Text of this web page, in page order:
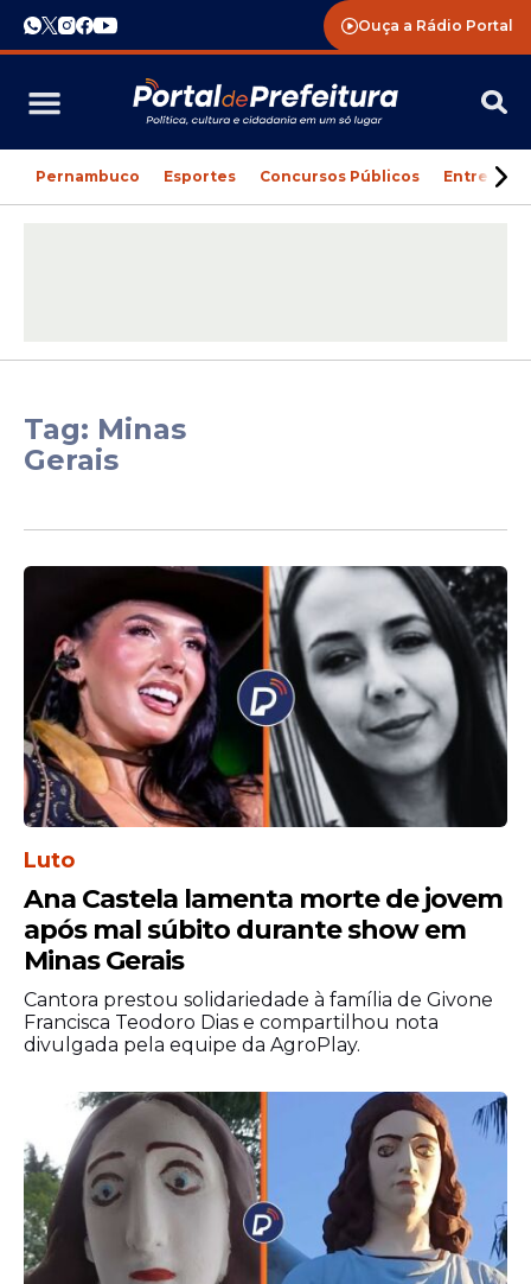
Ouça a Rádio Portal
Pernambuco Esportes Concursos Públicos
Tag: Minas
Gerais
Luto
Ana Castela lamenta morte de jovem
após mal súbito durante show em
Minas Gerais
Cantora prestou solidariedade à família de Givone
Francisca Teodoro Dias e compartilhou nota
divulgada pela equipe da AgroPlay.